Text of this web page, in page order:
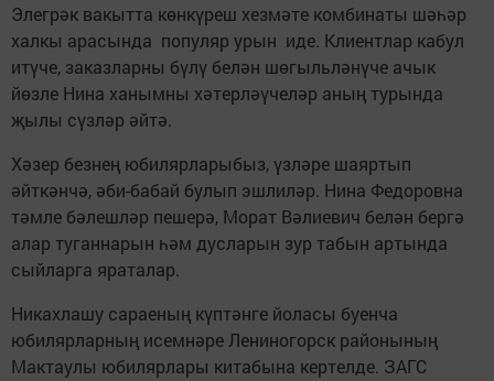
Элегрәк вакытта көнкүреш хезмәте комбинаты шәһәр
халкы арасында популяр урын иде. Клиентлар кабул
итүче, заказларны бүлү белән шөгыльләнүче ачык
йөзле Нина ханымны хәтерләүчеләр аның турында
җылы сүзләр әйтә.
Хәзер безнең юбилярларыбыз, үзләре шаяртып
әйткәнчә, әби-бабай булып эшлиләр. Нина Федоровна
тәмле бәлешләр пешерә, Морат Вәлиевич белән бергә
алар туганнарын һәм дусларын зур табын артында
сыйларга яраталар.
Никахлашу сараеның күптәнге йоласы буенча
юбилярларның исемнәре Лениногорск районының
Мактаулы юбилярлары китабына кертелде. ЗАГС